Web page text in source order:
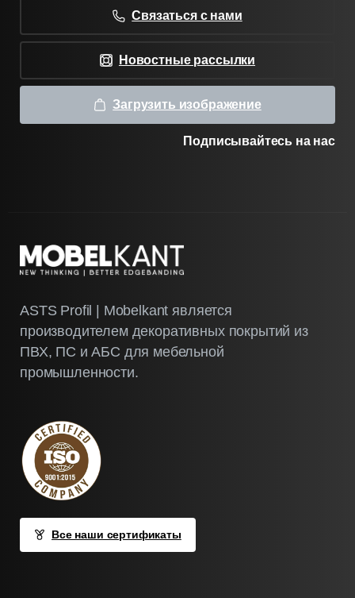
Связаться с нами
Новостные рассылки
Загрузить изображение
Подписывайтесь на нас
ASTS Profil | Mobelkant является
производителем декоративных покрытий из
ПВХ, ПС и АБС для мебельной
промышленности.
Все наши сертификаты